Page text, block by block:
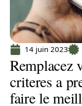
14 juin 2023
Remplacez
criteres a
faire le